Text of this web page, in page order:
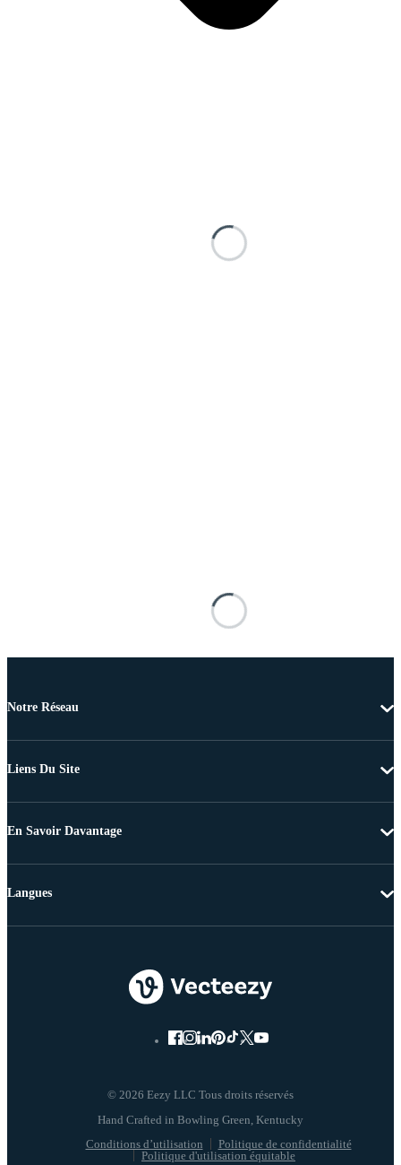
Notre Réseau
Liens Du Site
En Savoir Davantage
© 2026 Eezy LLC Tous droits réservés
Conditions d’utilisation
Politique de confidentialité
Politique d'utilisation équitable
Langues